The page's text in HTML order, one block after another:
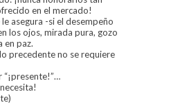
en el mercado!
asegura -si el desempeño
los ojos, mirada pura, gozo
en paz.
precedente no se requiere
“¡presente!”…